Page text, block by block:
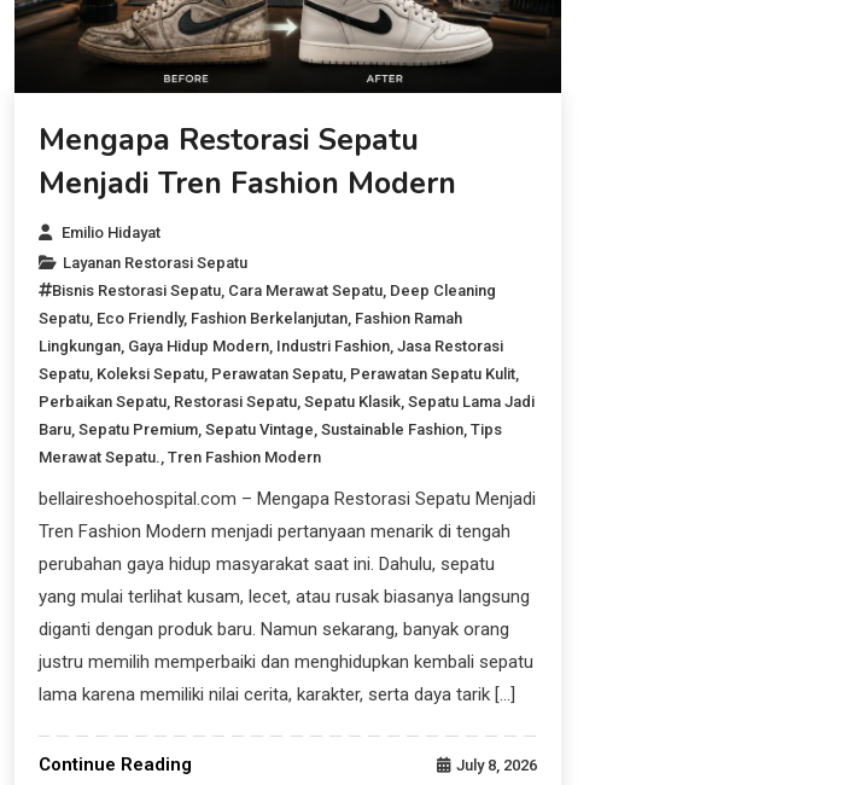
Mengapa Restorasi Sepatu
Menjadi Tren Fashion Modern
Emilio Hidayat
Layanan Restorasi Sepatu
Bisnis Restorasi Sepatu, Cara Merawat Sepatu, Deep Cleaning
Sepatu, Eco Friendly, Fashion Berkelanjutan, Fashion Ramah
Lingkungan, Gaya Hidup Modern, Industri Fashion,Jasa Restorasi
Sepatu, Koleksi Sepatu, Perawatan Sepatu, Perawatan Sepatu Kulit,
Perbaikan Sepatu, Restorasi Sepatu,Sepatu Klasik,Sepatu Lama Jadi
Baru,Sepatu Premium,Sepatu Vintage,Sustainable Fashion,Tips
Merawat Sepatu.,Tren Fashion Modern
bellaireshoehospital.com – Mengapa Restorasi Sepatu Menjadi
Tren Fashion Modern menjadi pertanyaan menarik di tengah
perubahan gaya hidup masyarakat saat ini. Dahulu, sepatu
yang mulai terlihat kusam, lecet, atau rusak biasanya langsung
diganti dengan produk baru. Namun sekarang, banyak orang
justru memilih memperbaiki dan menghidupkan kembali sepatu
lama karena memiliki nilai cerita, karakter, serta daya tarik […]
Continue Reading July 8, 2026